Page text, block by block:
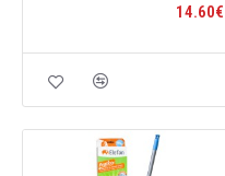
14.60€